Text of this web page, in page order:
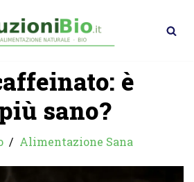
è
sano?
Alimentazione Sana